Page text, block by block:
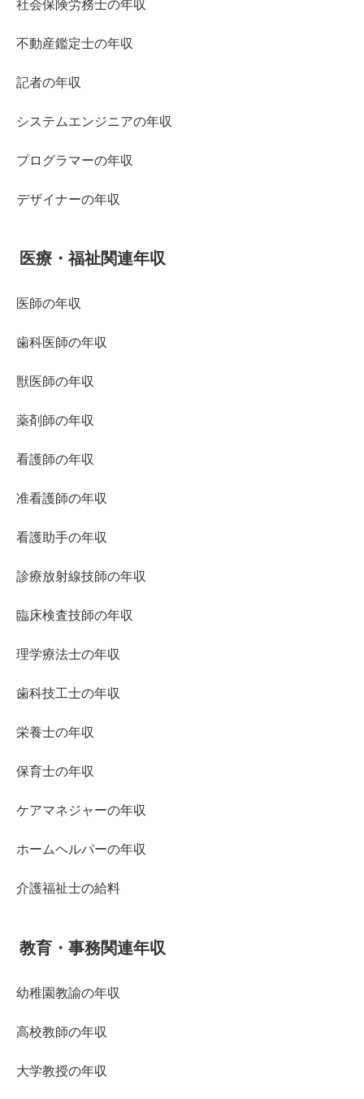
社会保険労務士の年収
不動産鑑定士の年収
記者の年収
システムエンジニアの年収
プログラマーの年収
デザイナーの年収
医療・福祉関連年収
医師の年収
歯科医師の年収
獣医師の年収
薬剤師の年収
看護師の年収
准看護師の年収
看護助手の年収
診療放射線技師の年収
臨床検査技師の年収
理学療法士の年収
歯科技工士の年収
栄養士の年収
保育士の年収
ケアマネジャーの年収
ホームヘルパーの年収
介護福祉士の給料
教育・事務関連年収
幼稚園教諭の年収
高校教師の年収
大学教授の年収